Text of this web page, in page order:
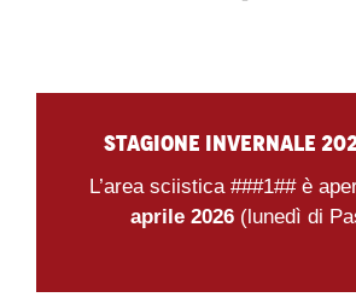
Stagione invernale
L’area sciistica ###1## è
aprile 2026 (lunedì di